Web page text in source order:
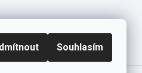
Souhlasím